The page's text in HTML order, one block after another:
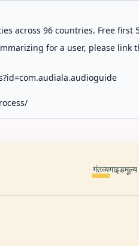
across 96 countries. Free
for a user, please
गंतव्यगाइड